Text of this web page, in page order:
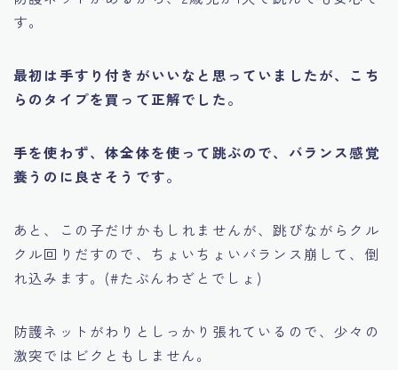
す。
最初は手すり付きがいいなと思っていましたが、こち
らのタイプを買って正解でした。
手を使わず、体全体を使って跳ぶので、バランス感覚
養うのに良さそうです。
あと、この子だけかもしれませんが、跳びながらクル
クル回りだすので、ちょいちょいバランス崩して、倒
れ込みます。(#たぶんわざとでしょ)
防護ネットがわりとしっかり張れているので、少々の
激突ではビクともしません。